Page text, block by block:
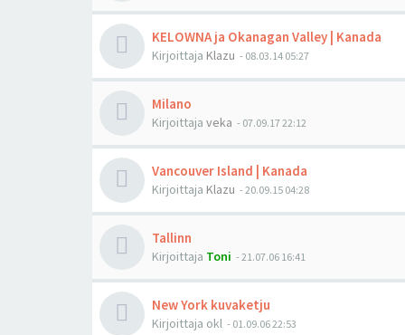
KELOWNA ja Okanagan Valley | Kanada
Kirjoittaja Klazu - 08.03.14 05:27
Milano
Kirjoittaja veka - 07.09.17 22:12
Vancouver Island | Kanada
Kirjoittaja Klazu - 20.09.15 04:28
Tallinn
Kirjoittaja Toni - 21.07.06 16:41
New York kuvaketju
Kirjoittaja okl - 01.09.06 22:53